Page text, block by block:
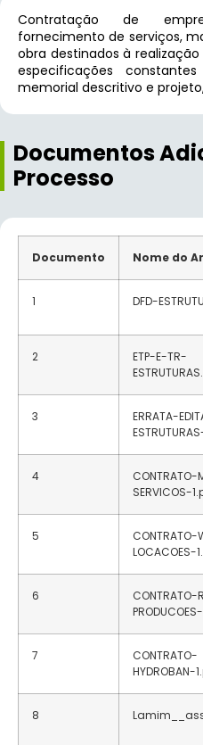
Contratação de
fornecimento de serviços,
obra destinados à
especificações
memorial descritivo e
Documentos
Processo
Documento Nome do
1 DFD-
2
ETP-E-TR-
3
ERRATA-
4
CONTRATO-
SERVICOS-
5
CONTRATO-
LOCACOES-
6
CONTRATO-
7
CONTRATO-
HYDROBAN-
8